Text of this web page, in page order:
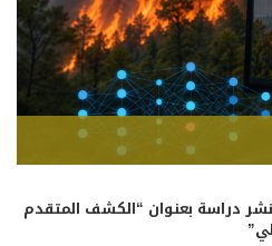
دراسة بعنوان “الكشف المتقدم